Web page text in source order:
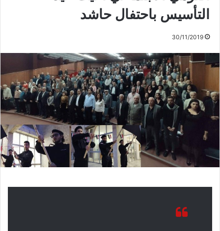
التأسيس باحتفال حاشد
30/11/2019